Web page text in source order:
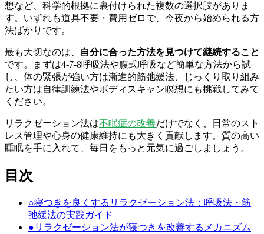
想など、科学的根拠に裏付けられた複数の選択肢がありま
す。いずれも道具不要・費用ゼロで、今夜から始められる方
法ばかりです。
最も大切なのは、
自分に合った方法を見つけて継続すること
です。まずは4-7-8呼吸法や腹式呼吸など簡単な方法から試
し、体の緊張が強い方は漸進的筋弛緩法、じっくり取り組み
たい方は自律訓練法やボディスキャン瞑想にも挑戦してみて
ください。
リラクゼーション法は不眠症の改善だけでなく、日常のスト
レス管理や心身の健康維持にも大きく貢献します。質の高い
睡眠を手に入れて、毎日をもっと元気に過ごしましょう。
目次
○寝つきを良くするリラクゼーション法：呼吸法・筋
弛緩法の実践ガイド
● リラクゼーション法が寝つきを改善するメカニズム